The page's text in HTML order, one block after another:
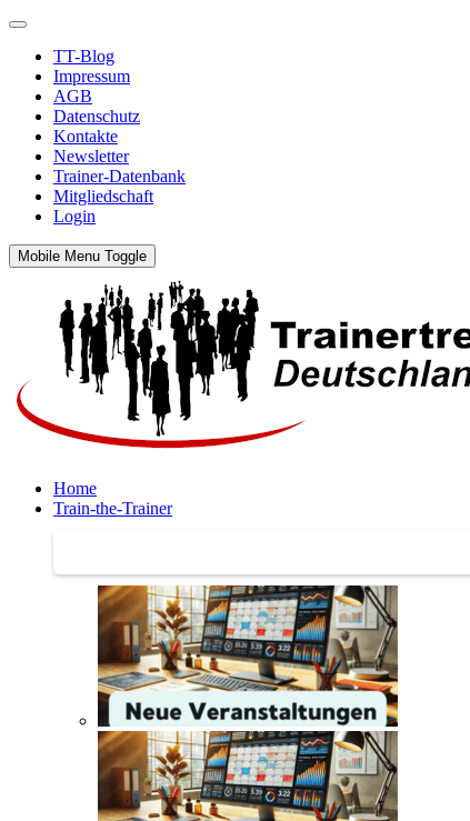
TT-Blog
Impressum
AGB
Datenschutz
Kontakte
Newsletter
Trainer-Datenbank
Mitgliedschaft
Login
Mobile Menu Toggle
Home
Train-the-Trainer